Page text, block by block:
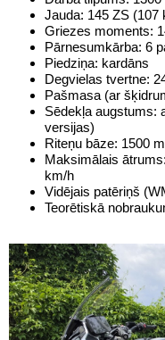
Jauda: 145 ZS (107
Griezes moments:
Pārnesumkārba: 6
Piedziņa: kardāns
Degvielas tvertne:
Pašmasa (ar
Sēdekļa augstums:
versijas)
Riteņu bāze: 1500
Maksimālais
km/h
Vidējais patēriņš
Teorētiskā